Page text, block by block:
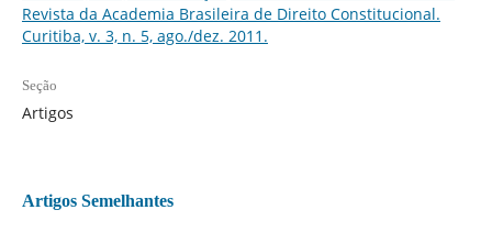
Revista da Academia Brasileira de Direito Constitucional.
Curitiba, v. 3, n. 5, ago./dez. 2011.
Seção
Artigos
Artigos Semelhantes